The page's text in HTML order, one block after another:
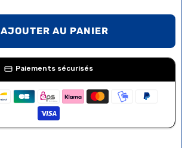
AJOUTER AU PANIER
Paiements sécurisés